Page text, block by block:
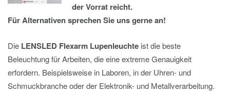
der Vorrat reicht.
Für Alternativen sprechen Sie uns gerne an!
Die LENSLED Flexarm Lupenleuchte ist die beste
Beleuchtung für Arbeiten, die eine extreme Genauigkeit
erfordern. Beispielsweise in Laboren, in der Uhren- und
Schmuckbranche oder der Elektronik- und Metallverarbeitung.